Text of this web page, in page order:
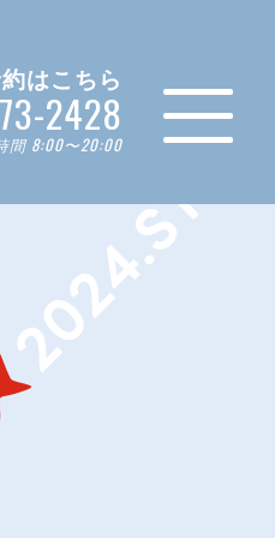
はこちら
2428
間 8:00〜20:00